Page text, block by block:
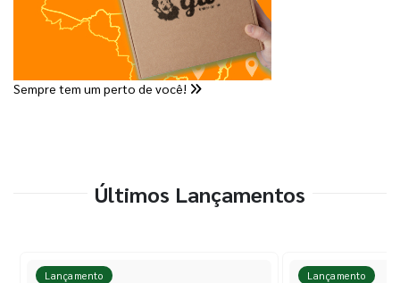
Sempre tem um perto de você!
Últimos Lançamentos
Lançamento Lançamento